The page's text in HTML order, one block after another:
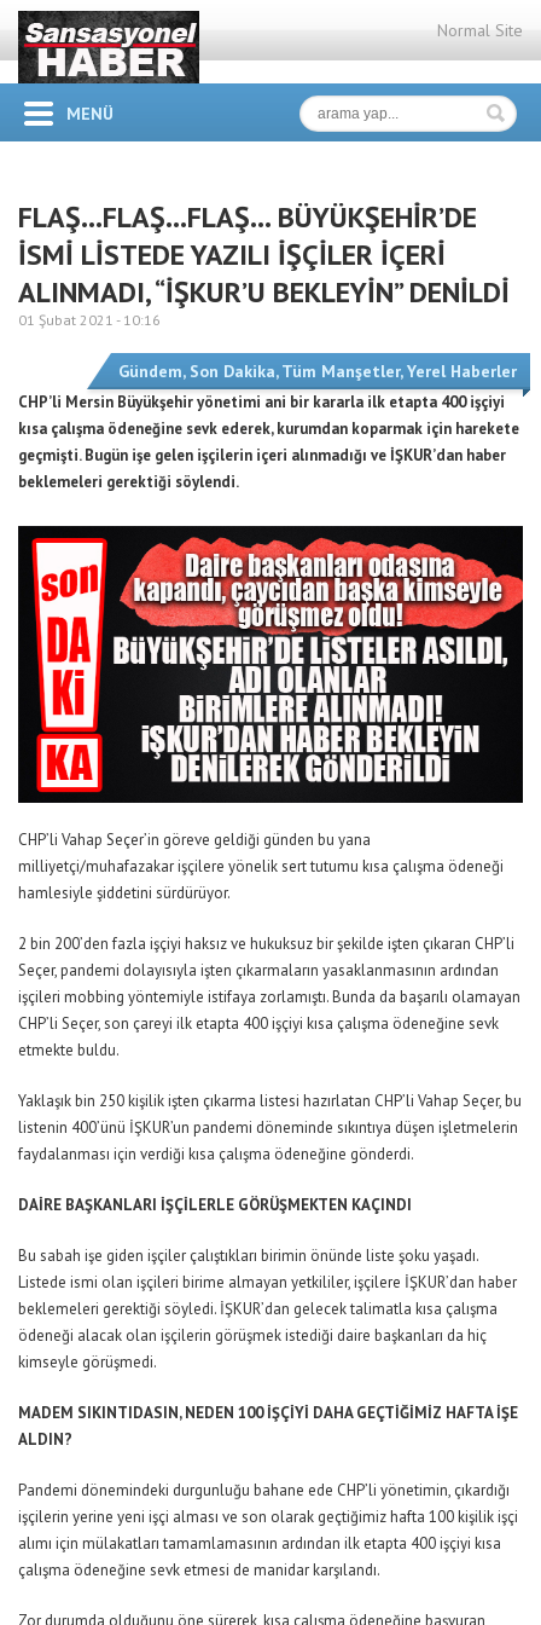
Normal Site
MENÜ
FLAŞ…FLAŞ…FLAŞ… BÜYÜKŞEHİR’DE
İSMİ LİSTEDE YAZILI İŞÇİLER İÇERİ
ALINMADI, “İŞKUR’U BEKLEYİN” DENİLDİ
01 Şubat 2021 - 10:16
Gündem, Son Dakika,Tüm Manşetler,Yerel Haberler
CHP’li Mersin Büyükşehir yönetimi ani bir kararla ilk etapta 400 işçiyi
kısa çalışma ödeneğine sevk ederek, kurumdan koparmak için harekete
geçmişti. Bugün işe gelen işçilerin içeri alınmadığı ve İŞKUR’dan haber
beklemeleri gerektiği söylendi.
CHP’li Vahap Seçer’in göreve geldiği günden bu yana
milliyetçi/muhafazakar işçilere yönelik sert tutumu kısa çalışma ödeneği
hamlesiyle şiddetini sürdürüyor.
2 bin 200’den fazla işçiyi haksız ve hukuksuz bir şekilde işten çıkaran CHP’li
Seçer, pandemi dolayısıyla işten çıkarmaların yasaklanmasının ardından
işçileri mobbing yöntemiyle istifaya zorlamıştı. Bunda da başarılı olamayan
CHP’li Seçer, son çareyi ilk etapta 400 işçiyi kısa çalışma ödeneğine sevk
etmekte buldu.
Yaklaşık bin 250 kişilik işten çıkarma listesi hazırlatan CHP’li Vahap Seçer, bu
listenin 400’ünü İŞKUR’un pandemi döneminde sıkıntıya düşen işletmelerin
faydalanması için verdiği kısa çalışma ödeneğine gönderdi.
DAİRE BAŞKANLARI İŞÇİLERLE GÖRÜŞMEKTEN KAÇINDI
Bu sabah işe giden işçiler çalıştıkları birimin önünde liste şoku yaşadı.
Listede ismi olan işçileri birime almayan yetkililer, işçilere İŞKUR’dan haber
beklemeleri gerektiği söyledi. İŞKUR’dan gelecek talimatla kısa çalışma
ödeneği alacak olan işçilerin görüşmek istediği daire başkanları da hiç
kimseyle görüşmedi.
MADEM SIKINTIDASIN, NEDEN 100 İŞÇİYİ DAHA GEÇTİĞİMİZ HAFTA İŞE
ALDIN?
Pandemi dönemindeki durgunluğu bahane ede CHP’li yönetimin, çıkardığı
işçilerin yerine yeni işçi alması ve son olarak geçtiğimiz hafta 100 kişilik işçi
alımı için mülakatları tamamlamasının ardından ilk etapta 400 işçiyi kısa
çalışma ödeneğine sevk etmesi de manidar karşılandı.